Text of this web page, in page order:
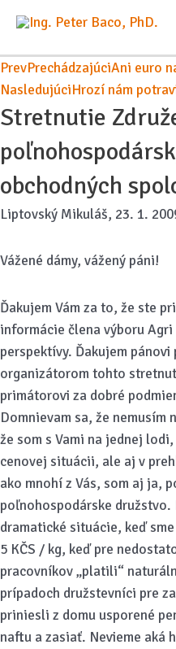
obsah
PrevPrechádzajúciAni euro
NasledujúciHrozí nám
Stretnutie
obchodných
Liptovský Mikuláš, 23. 1.
Vážené dámy, vážený páni!
Ďakujem Vám za to, že ste
informácie člena výboru Agri
perspektívy. Ďakujem
organizátorom tohto
primátorovi za dobré
Domnievam sa, že nemusím
že som s Vami na jednej
cenovej situácii, ale aj v
ako mnohí z Vás, som aj ja,
poľnohospodárske družstvo.
dramatické situácie, keď
5 KČS / kg, keď pre
pracovníkov „platili“
prípadoch družstevníci pre
priniesli z domu usporené
naftu a zasiať. Nevieme aká